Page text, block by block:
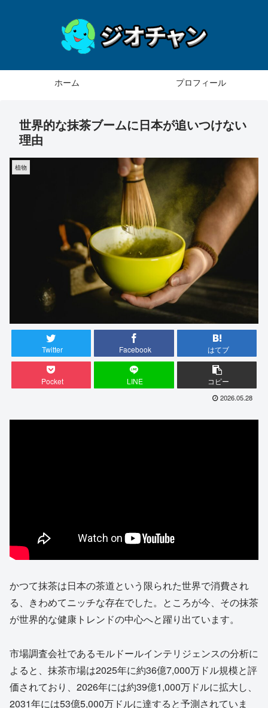
ホーム プロフィール
世界的な抹茶ブームに日本が追いつけない
理由
植物
Twitter Facebook はてブ
Pocket LINE コピー
2026.05.28
かつて抹茶は日本の茶道という限られた世界で消費され
る、きわめてニッチな存在でした。ところが今、その抹茶
が世界的な健康トレンドの中心へと躍り出ています。
市場調査会社であるモルドールインテリジェンスの分析に
よると、抹茶市場は2025年に約36億7,000万ドル規模と評
価されており、2026年には約39億1,000万ドルに拡大し、
2031年には53億5,000万ドルに達すると予測されていま